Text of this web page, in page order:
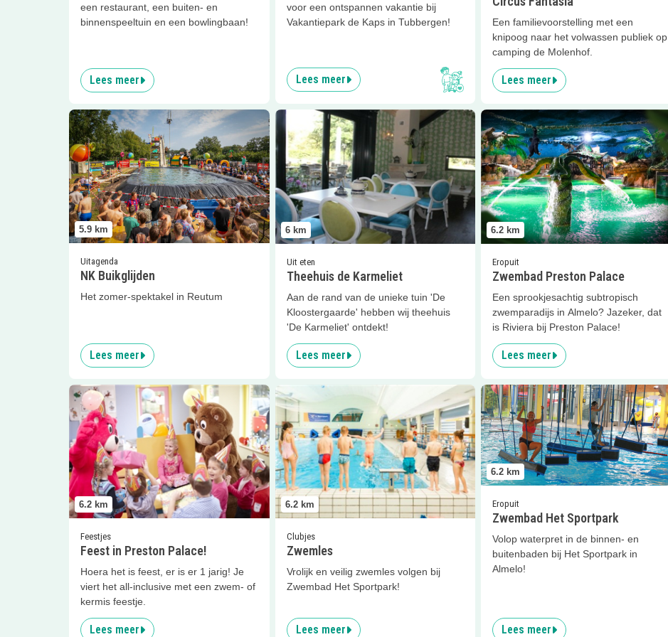
een restaurant, een buiten- en
binnenspeeltuin en een bowlingbaan!
Lees meer
voor een ontspannen vakantie bij
Vakantiepark de Kaps in Tubbergen!
Lees meer
Een familievoorstelling met een
knipoog naar het volwassen publiek op
camping de Molenhof.
Lees meer
5.9 km
Uitagenda
NK Buikglijden
Het zomer-spektakel in Reutum
Lees meer
Lees meer NK Buikglijden
6 km
Uit eten
Theehuis de Karmeliet
Aan de rand van de unieke tuin 'De
Kloostergaarde' hebben wij theehuis
'De Karmeliet' ontdekt!
Lees meer
Lees meer Theehuis de Karmeliet
6.2 km
Eropuit
Zwembad Preston Palace
Een sprookjesachtig subtropisch
zwemparadijs in Almelo? Jazeker, dat
is Riviera bij Preston Palace!
Lees meer
Lees meer Zwembad Preston Palace
6.2 km
Feestjes
Feest in Preston Palace!
Hoera het is feest, er is er 1 jarig! Je
viert het all-inclusive met een zwem- of
kermis feestje.
Lees meer
Lees meer Feest in Preston Palace!
6.2 km
Clubjes
Zwemles
Vrolijk en veilig zwemles volgen bij
Zwembad Het Sportpark!
Lees meer
Lees meer Zwemles
6.2 km
Eropuit
Zwembad Het Sportpark
Volop waterpret in de binnen- en
buitenbaden bij Het Sportpark in
Almelo!
Lees meer
Lees meer Zwembad Het Sportpark